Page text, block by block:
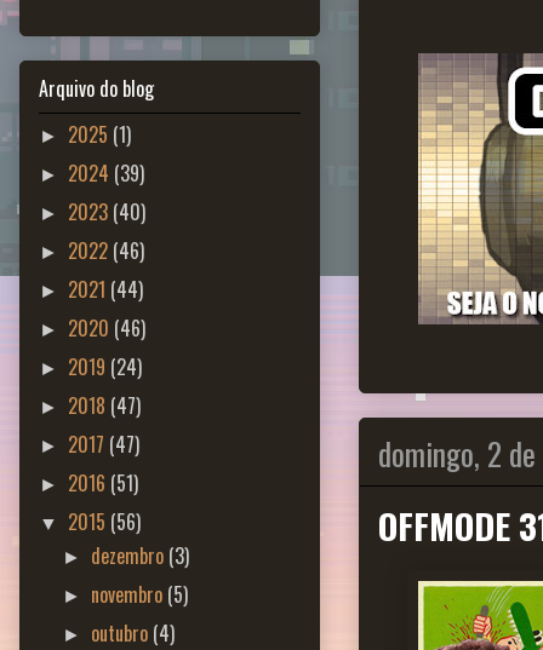
domingo, 2
OFFMODE
Arquivo do blog
► 2025 (1)
► 2024 (39)
► 2023 (40)
► 2022 (46)
► 2021 (44)
► 2020 (46)
► 2019 (24)
► 2018 (47)
► 2017 (47)
► 2016 (51)
▼ 2015 (56)
► dezembro (3)
► novembro (5)
► outubro (4)